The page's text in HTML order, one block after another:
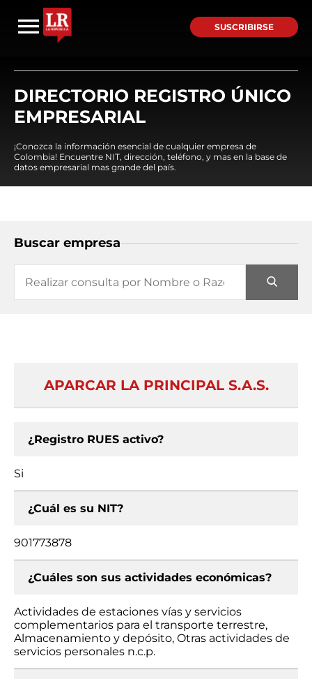
SUSCRIBIRSE
DIRECTORIO REGISTRO ÚNICO
EMPRESARIAL
¡Conozca la información esencial de cualquier empresa de
Colombia! Encuentre NIT, dirección, teléfono, y mas en la base de
datos empresarial mas grande del país.
Buscar empresa
APARCAR LA PRINCIPAL S.A.S.
¿Registro RUES activo?
Si
¿Cuál es su NIT?
901773878
¿Cuáles son sus actividades económicas?
Actividades de estaciones vías y servicios
complementarios para el transporte terrestre,
Almacenamiento y depósito, Otras actividades de
servicios personales n.c.p.